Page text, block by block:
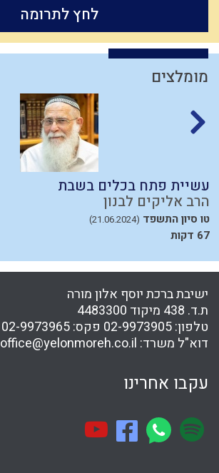
לחץ לתרומה
מומלצים
עשיית פתח בכלים בשבת
הרב אליקים לבנון
טו סיון התשפד (21.06.2024)
67 דקות
ישיבת ברכת יוסף אלון מורה
ת.ד. 438 מיקוד 4483300
טלפון:02-9973905 פקס:02-9973965
דוא"ל משרד: office@yelonmoreh.co.il
עקבו אחרינו